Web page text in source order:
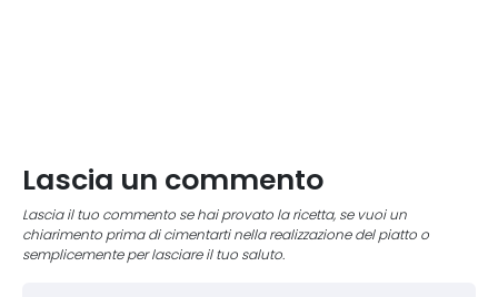
Lascia un commento
Lascia il tuo commento se hai provato la ricetta, se vuoi un
chiarimento prima di cimentarti nella realizzazione del piatto o
semplicemente per lasciare il tuo saluto.